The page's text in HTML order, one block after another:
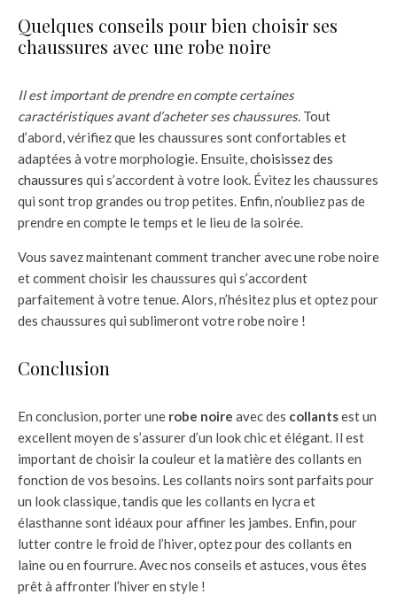
Quelques conseils pour bien choisir ses
chaussures avec une robe noire
Il est important de prendre en compte certaines
caractéristiques avant d’acheter ses chaussures. Tout
d’abord, vérifiez que les chaussures sont confortables et
adaptées à votre morphologie. Ensuite,choisissez des
chaussures qui s’accordent à votre look. Évitez les chaussures
qui sont trop grandes ou trop petites. Enfin, n’oubliez pas de
prendre en compte le temps et le lieu de la soirée.
Vous savez maintenant comment trancher avec une robe noire
et comment choisir les chaussures qui s’accordent
parfaitement à votre tenue. Alors, n’hésitez plus et optez pour
des chaussures qui sublimeront votre robe noire !
Conclusion
En conclusion, porter une robe noire avec des collantsest un
excellent moyen de s’assurer d’un look chic et élégant. Il est
important de choisir la couleur et la matière des collants en
fonction de vos besoins. Les collants noirs sont parfaits pour
un look classique, tandis que les collants en lycra et
élasthanne sont idéaux pour affiner les jambes. Enfin, pour
lutter contre le froid de l’hiver, optez pour des collants en
laine ou en fourrure. Avec nos conseils et astuces, vous êtes
prêt à affronter l’hiver en style !